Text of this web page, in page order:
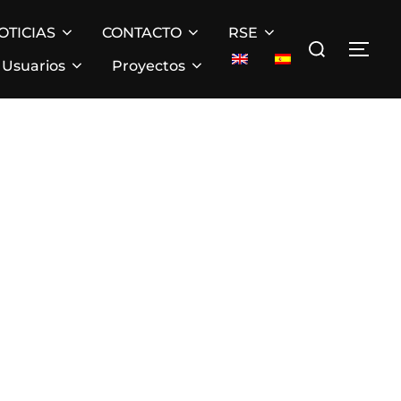
CONTACTO
RSE
Usuarios
Proyectos
Buscar: